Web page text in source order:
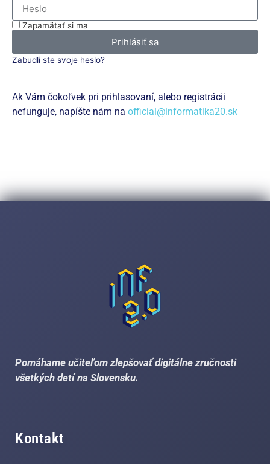
Zapamätať si ma
Prihlásiť sa
Zabudli ste svoje heslo?
Ak Vám čokoľvek pri prihlasovaní, alebo registrácii
nefunguje, napíšte nám na official@informatika20.sk
Pomáhame učiteľom zlepšovať digitálne zručnosti
všetkých detí na Slovensku.
Kontakt